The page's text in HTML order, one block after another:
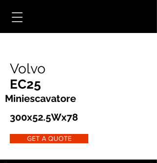
Volvo
EC25
Miniescavatore
300x52.5Wx78
GET A QUOTE